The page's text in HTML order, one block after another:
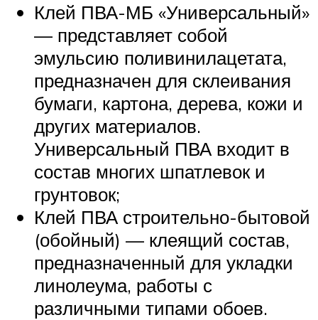
Клей ПВА-МБ «Универсальный»
— представляет собой
эмульсию поливинилацетата,
предназначен для склеивания
бумаги, картона, дерева, кожи и
других материалов.
Универсальный ПВА входит в
состав многих шпатлевок и
грунтовок;
Клей ПВА строительно-бытовой
(обойный) — клеящий состав,
предназначенный для укладки
линолеума, работы с
различными типами обоев.